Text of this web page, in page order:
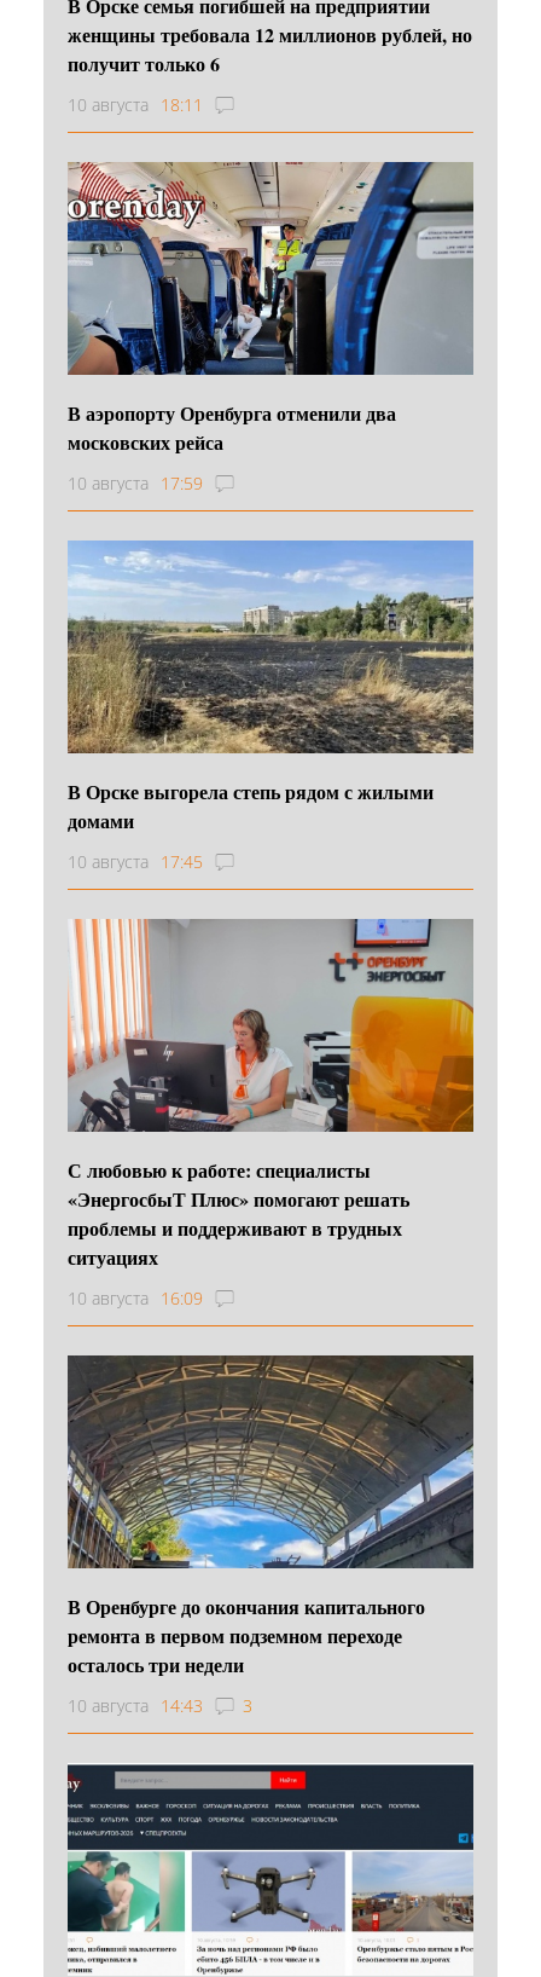
женщины требовала 12 миллионов рублей, но
получит только 6
10 августа 18:11
В аэропорту Оренбурга отменили два
московских рейса
10 августа 17:59
В Орске выгорела степь рядом с жилыми
домами
10 августа 17:45
С любовью к работе: специалисты
«ЭнергосбыТ Плюс» помогают решать
проблемы и поддерживают в трудных
ситуациях
10 августа 16:09
В Оренбурге до окончания капитального
ремонта в первом подземном переходе
осталось три недели
10 августа 14:43 3